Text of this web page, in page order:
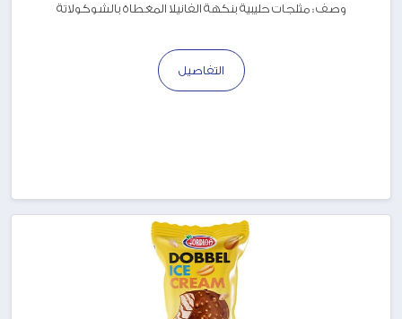
وصف : مثلجات حليبية بنكهة الفانيلا المغطاة بالشوكولاتة
التفاصيل